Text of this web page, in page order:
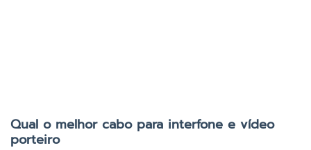
Qual o melhor cabo para interfone e vídeo
porteiro